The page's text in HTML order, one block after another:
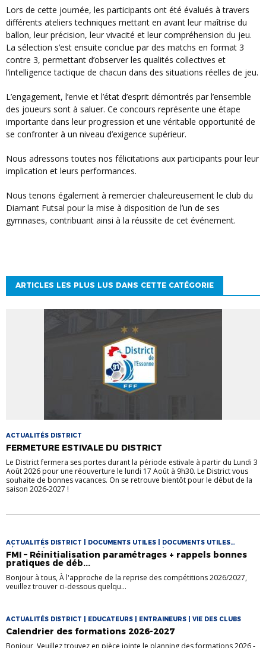
Lors de cette journée, les participants ont été évalués à travers
différents ateliers techniques mettant en avant leur maîtrise du
ballon, leur précision, leur vivacité et leur compréhension du jeu.
La sélection s’est ensuite conclue par des matchs en format 3
contre 3, permettant d’observer les qualités collectives et
l’intelligence tactique de chacun dans des situations réelles de jeu.
L’engagement, l’envie et l’état d’esprit démontrés par l’ensemble
des joueurs sont à saluer. Ce concours représente une étape
importante dans leur progression et une véritable opportunité de
se confronter à un niveau d’exigence supérieur.
Nous adressons toutes nos félicitations aux participants pour leur
implication et leurs performances.
Nous tenons également à remercier chaleureusement le club du
Diamant Futsal pour la mise à disposition de l’un de ses
gymnases, contribuant ainsi à la réussite de cet événement.
ARTICLES LES PLUS LUS DANS CETTE CATÉGORIE
ACTUALITÉS DISTRICT
FERMETURE ESTIVALE DU DISTRICT
Le District fermera ses portes durant la période estivale à partir du Lundi 3
Août 2026 pour une réouverture le lundi 17 Août à 9h30. Le District vous
souhaite de bonnes vacances. On se retrouve bientôt pour le début de la
saison 2026-2027 !
ACTUALITÉS DISTRICT | DOCUMENTS UTILES | DOCUMENTS UTILES
FÉMININES | DOCUMENTS UTILES FOOT LOISIR | DOCUMENTS UTILES
FUTSAL | VIE DES CLUBS
FMI – Réinitialisation paramétrages + rappels bonnes
pratiques de déb...
Bonjour à tous, À l'approche de la reprise des compétitions 2026/2027,
veuillez trouver ci-dessous quelqu...
ACTUALITÉS DISTRICT | EDUCATEURS | ENTRAINEURS | VIE DES CLUBS
Calendrier des formations 2026-2027